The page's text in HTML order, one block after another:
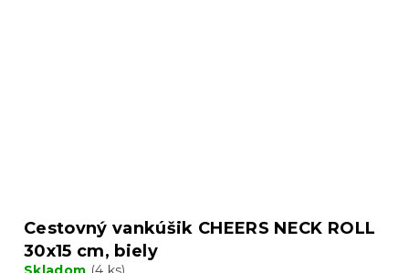
Cestovný vankúšik CHEERS NECK ROLL
30x15 cm, biely